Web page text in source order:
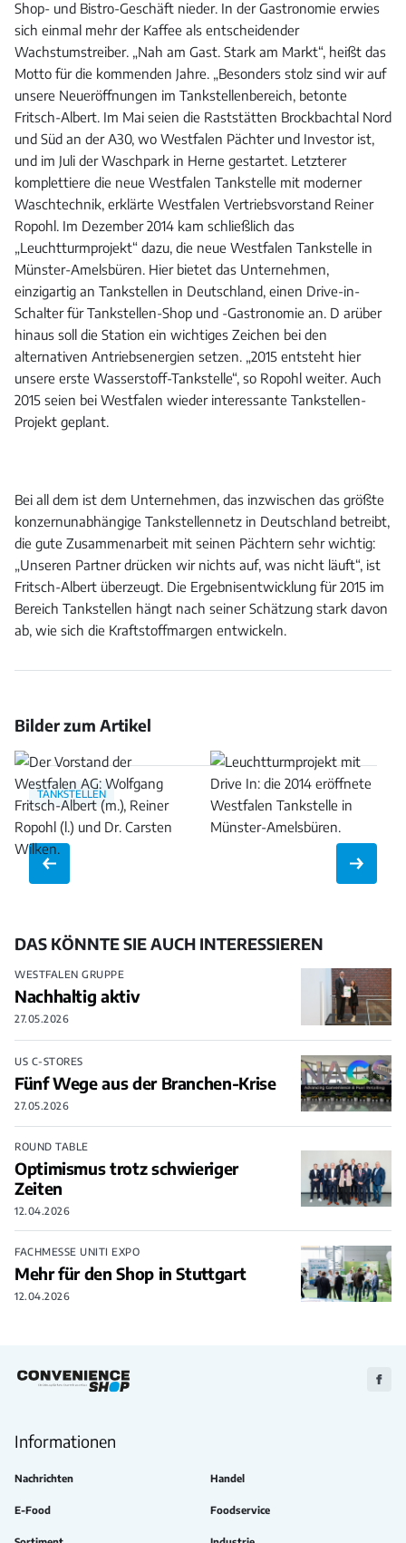
Shop- und Bistro-Geschäft nieder. In der Gastronomie erwies
sich einmal mehr der Kaffee als entscheidender
Wachstumstreiber. „Nah am Gast. Stark am Markt“, heißt das
Motto für die kommenden Jahre. „Besonders stolz sind wir auf
unsere Neueröffnungen im Tankstellenbereich, betonte
Fritsch-Albert. Im Mai seien die Raststätten Brockbachtal Nord
und Süd an der A30, wo Westfalen Pächter und Investor ist,
und im Juli der Waschpark in Herne gestartet. Letzterer
komplettiere die neue Westfalen Tankstelle mit moderner
Waschtechnik, erklärte Westfalen Vertriebsvorstand Reiner
Ropohl. Im Dezember 2014 kam schließlich das
„Leuchtturmprojekt“ dazu, die neue Westfalen Tankstelle in
Münster-Amelsbüren. Hier bietet das Unternehmen,
einzigartig an Tankstellen in Deutschland, einen Drive-in-
Schalter für Tankstellen-Shop und -Gastronomie an. D arüber
hinaus soll die Station ein wichtiges Zeichen bei den
alternativen Antriebsenergien setzen. „2015 entsteht hier
unsere erste Wasserstoff-Tankstelle“, so Ropohl weiter. Auch
2015 seien bei Westfalen wieder interessante Tankstellen-
Projekt geplant.
Bei all dem ist dem Unternehmen, das inzwischen das größte
konzernunabhängige Tankstellennetz in Deutschland betreibt,
die gute Zusammenarbeit mit seinen Pächtern sehr wichtig:
„Unseren Partner drücken wir nichts auf, was nicht läuft“, ist
Fritsch-Albert überzeugt. Die Ergebnisentwicklung für 2015 im
Bereich Tankstellen hängt nach seiner Schätzung stark davon
ab, wie sich die Kraftstoffmargen entwickeln.
Bilder zum Artikel
Bild
öffnen
Bild
öffnen
TANKSTELLEN
DAS KÖNNTE SIE AUCH INTERESSIEREN
WESTFALEN GRUPPE
Nachhaltig aktiv
27.05.2026
US C-STORES
Fünf Wege aus der Branchen-Krise
27.05.2026
ROUND TABLE
Optimismus trotz schwieriger
Zeiten
12.04.2026
FACHMESSE UNITI EXPO
Mehr für den Shop in Stuttgart
12.04.2026
Zu
Informationen
Nachrichten Handel
E-Food Foodservice